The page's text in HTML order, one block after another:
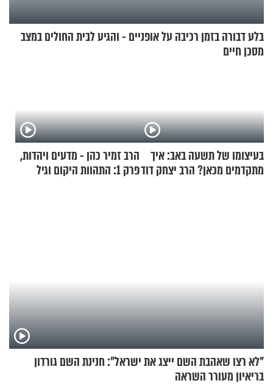
בלע דבורה בזמן רכיבה על אופניים - והגיע לבית החולים במצב
מסכן חיים
בעיצומו של תשעה באב: איך
מתקדמים מכאן? הרב יצחק דוד
הרב זמיר כהן - מדעים ויהדות,
פרק 1: התהוות היקום וגיל
"לא רצו שאהבת השם ייצג את ישראל": חנינת השם גורדון
בריאיון מעורר השראה